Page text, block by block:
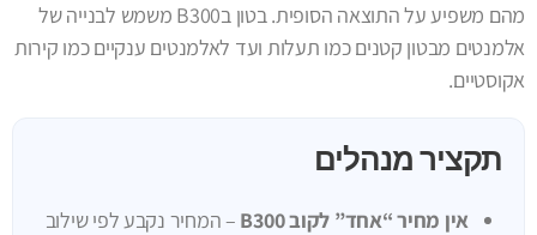
מהם משפיע על התוצאה הסופית. בטון בB300 משמש לבנייה של
אלמנטים מבטון קטנים כמו תעלות ועד לאלמנטים ענקיים כמו קירות
אקוסטיים.
תקציר מנהלים
אין מחיר “אחד” לקוב B300
– המחיר נקבע לפי שילוב